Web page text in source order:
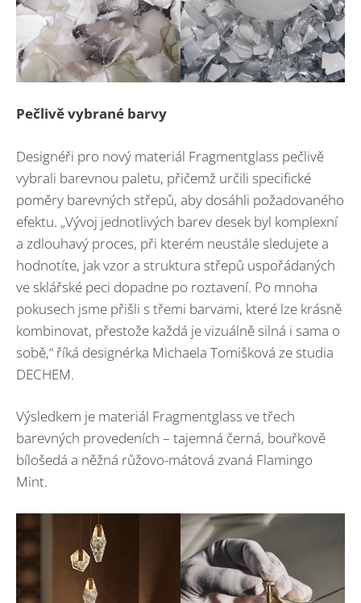
Pečlivě vybrané barvy
Designéři pro nový materiál Fragmentglass pečlivě
vybrali barevnou paletu, přičemž určili specifické
poměry barevných střepů, aby dosáhli požadovaného
efektu. „Vývoj jednotlivých barev desek byl komplexní
a zdlouhavý proces, při kterém neustále sledujete a
hodnotíte, jak vzor a struktura střepů uspořádaných
ve sklářské peci dopadne po roztavení. Po mnoha
pokusech jsme přišli s třemi barvami, které lze krásně
kombinovat, přestože každá je vizuálně silná i sama o
sobě,“ říká designérka Michaela Tomišková ze studia
DECHEM.
Výsledkem je materiál Fragmentglass ve třech
barevných provedeních – tajemná černá, bouřkově
bílošedá a něžná růžovo-mátová zvaná Flamingo
Mint.